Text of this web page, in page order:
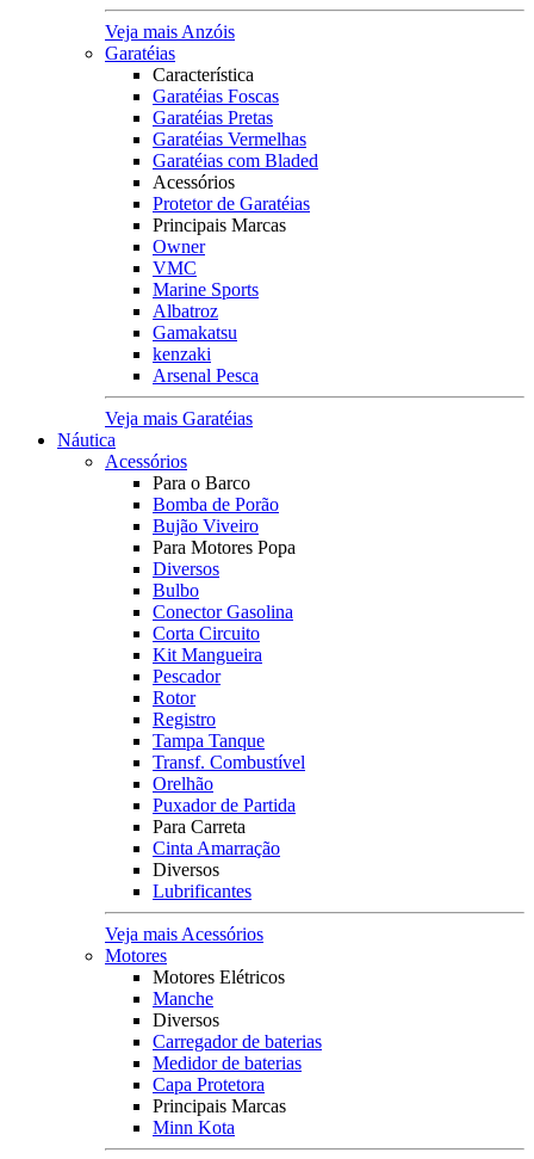
Veja mais Anzóis
Garatéias
Característica
Garatéias Foscas
Garatéias Pretas
Garatéias Vermelhas
Garatéias com Bladed
Acessórios
Protetor de Garatéias
Principais Marcas
Owner
VMC
Marine Sports
Albatroz
Gamakatsu
kenzaki
Arsenal Pesca
Veja mais Garatéias
Náutica
Acessórios
Para o Barco
Bomba de Porão
Bujão Viveiro
Para Motores Popa
Diversos
Bulbo
Conector Gasolina
Corta Circuito
Kit Mangueira
Pescador
Rotor
Registro
Tampa Tanque
Transf. Combustível
Orelhão
Puxador de Partida
Para Carreta
Cinta Amarração
Diversos
Lubrificantes
Veja mais Acessórios
Motores
Motores Elétricos
Manche
Diversos
Carregador de baterias
Medidor de baterias
Capa Protetora
Principais Marcas
Minn Kota